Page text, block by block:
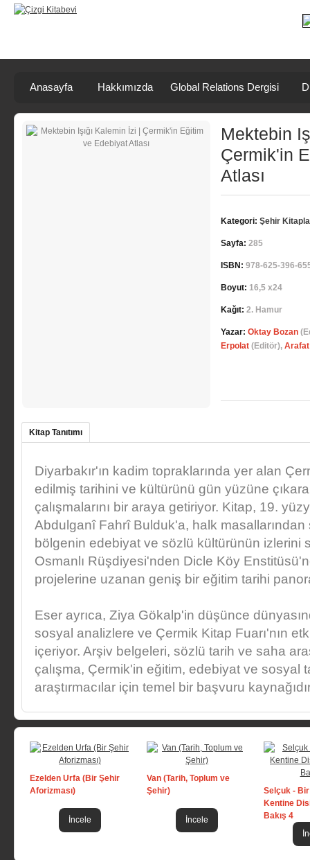
Anasayfa Hakkımızda Global Relations Dergisi
Mektebin
Çermik'in
Atlası
Kategori: Şehir
Sayfa: 285
ISBN: 978-625-396-
Boyut: 16,5 x24
Kağıt: 2. Hamur
Yazar: Oktay Bozan
Erpolat (Editör), Arafat
Kitap Tanıtımı
Diyarbakır'ın kadim topraklarında yer alan
edilmiş tarihini ve kültürünü gün yüzüne
çalışmalarını bir araya getiriyor. Kitap, 19.
Abdulganî Fahrî Bulduk'a, halk masallarından
bölgenin edebiyat ve sözlü kültürünün izlerini
Osmanlı Rüşdiyesi'nden Dicle Köy
projelerine uzanan geniş bir eğitim tarihi
Eser ayrıca, Ziya Gökalp'in düşünce
sosyal analizlere ve Çermik Kitap Fuarı'nın
içeriyor. Arşiv belgeleri, sözlü tarih ve saha
çalışma, Çermik'in eğitim, edebiyat ve sosyal
araştırmacılar için temel bir başvuru
Ezelden Urfa (Bir Şehir
Aforizması)
İncele
Van (Tarih, Toplum ve
Şehir)
İncele
Selçuk -
Kentine
Bakış 4